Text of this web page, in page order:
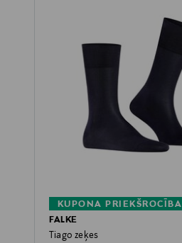
KUPONA PRIEKŠROCĪBA
FALKE
Tiago zeķes